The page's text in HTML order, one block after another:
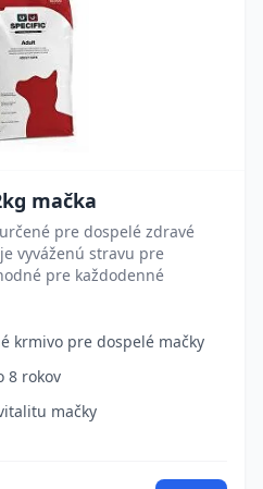
mačka
pre dospelé zdravé
vyváženú stravu pre
pre každodenné
krmivo pre dospelé mačky
8 rokov
mačky